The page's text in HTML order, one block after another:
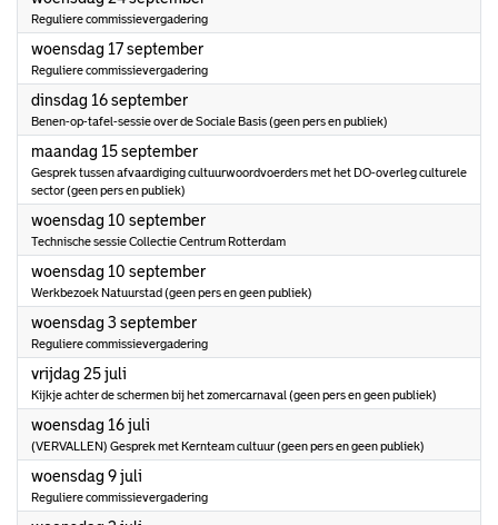
Reguliere commissievergadering
woensdag 17 september2025
Reguliere commissievergadering
dinsdag 16 september2025
Benen-op-tafel-sessie over de Sociale Basis (geen pers en publiek)
maandag 15 september2025
Gesprek tussen afvaardiging cultuurwoordvoerders met het DO-overleg culturele
sector (geen pers en publiek)
woensdag 10 september2025
Technische sessie Collectie Centrum Rotterdam
woensdag 10 september2025
Werkbezoek Natuurstad (geen pers en geen publiek)
woensdag 3 september2025
Reguliere commissievergadering
vrijdag 25 juli
Kijkje achter de schermen bij het zomercarnaval (geen pers en geen publiek)
woensdag 16 juli
(VERVALLEN) Gesprek met Kernteam cultuur (geen pers en geen publiek)
woensdag 9 juli
Reguliere commissievergadering